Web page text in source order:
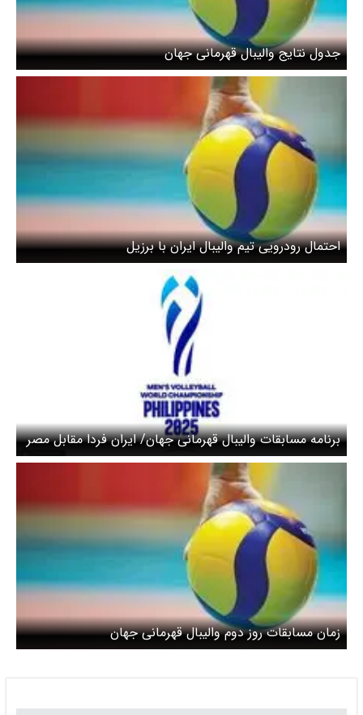
جدول نتایج والیبال قهرمانی جهان
احتمال رودرویی تیم والیبال ایران با برزیل
برنامه مسابقات والیبال قهرمانی جهان/ ایران فردا مقابل مصر
بازی می‌کند
زمان مسابقات روز دوم والیبال قهرمانی جهان